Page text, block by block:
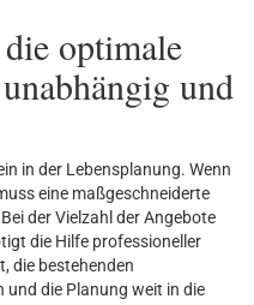
optimale
und
in der Lebensplanung. Wenn
eine maßgeschneiderte
der Vielzahl der Angebote
die Hilfe professioneller
die bestehenden
und die Planung weit in die